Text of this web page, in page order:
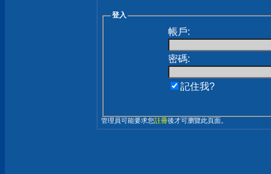
登入
帳戶:
密碼:
記住我?
管理員可能要求您註冊後才可瀏覽此頁面。